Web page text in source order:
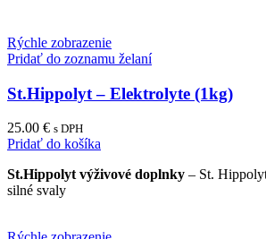
Rýchle zobrazenie
Pridať do zoznamu želaní
St.Hippolyt – Elektrolyte (1kg)
25.00 € s DPH
Pridať do košíka
St.Hippolyt výživové doplnky – St.
silné svaly